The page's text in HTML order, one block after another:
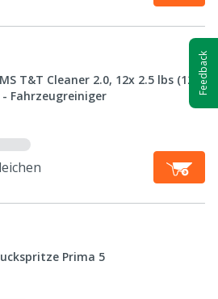
T&T Cleaner 2.0, 12x 2.5 lbs (12x
- Fahrzeugreiniger
Prima 5
Feedback